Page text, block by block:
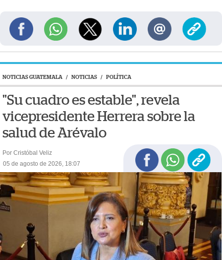
NOTICIAS GUATEMALA / NOTICIAS / POLÍTICA
"Su cuadro es estable", revela
vicepresidente Herrera sobre la
salud de Arévalo
Por Cristóbal Veliz
05 de agosto de 2026, 18:07